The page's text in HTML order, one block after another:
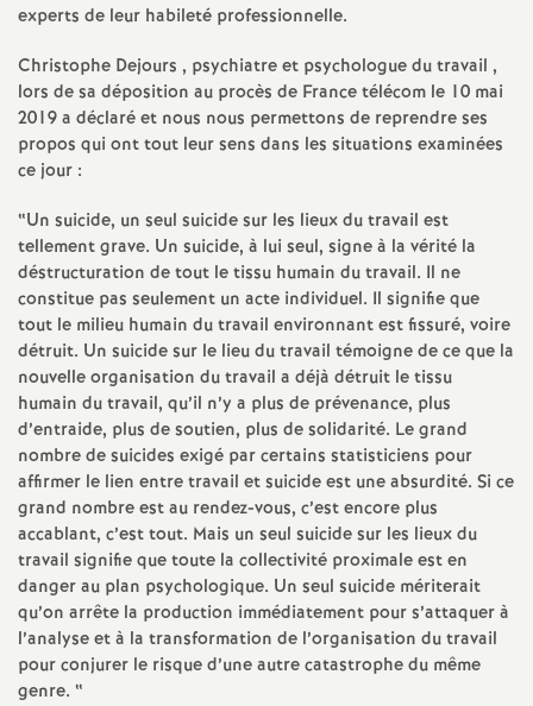
n
s
e
i
g
n
e
m
e
n
experts de leur habileté professionnelle.
Christophe Dejours , psychiatre et psychologue du travail ,
lors de sa déposition au procès de France télécom le 10 mai
2019 a déclaré et nous nous permettons de reprendre ses
propos qui ont tout leur sens dans les situations examinées
ce jour :
“Un suicide, un seul suicide sur les lieux du travail est
tellement grave. Un suicide, à lui seul, signe à la vérité la
déstructuration de tout le tissu humain du travail. Il ne
constitue pas seulement un acte individuel. Il signifie que
tout le milieu humain du travail environnant est fissuré, voire
détruit. Un suicide sur le lieu du travail témoigne de ce que la
nouvelle organisation du travail a déjà détruit le tissu
humain du travail, qu’il n’y a plus de prévenance, plus
d’entraide, plus de soutien, plus de solidarité. Le grand
nombre de suicides exigé par certains statisticiens pour
affirmer le lien entre travail et suicide est une absurdité. Si ce
grand nombre est au rendez-vous, c’est encore plus
accablant, c’est tout. Mais un seul suicide sur les lieux du
travail signifie que toute la collectivité proximale est en
danger au plan psychologique. Un seul suicide mériterait
qu’on arrête la production immédiatement pour s’attaquer à
l’analyse et à la transformation de l’organisation du travail
pour conjurer le risque d’une autre catastrophe du même
genre. “